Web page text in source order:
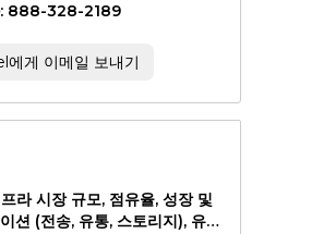
: 888-328-2189
게 이메일 보내기
라 시장 규모, 점유율, 성장 및
션 (전송, 유통, 스토리지), 유형